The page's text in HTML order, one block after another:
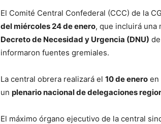
El Comité Central Confederal (CCC) de la
del miércoles 24 de enero, que incluirá una
Decreto de Necesidad y Urgencia (DNU)
informaron fuentes gremiales.
La central obrera realizará el 10 de enero en
un plenario nacional de delegaciones
El máximo órgano ejecutivo de la central